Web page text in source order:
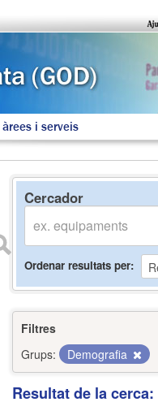
i serveis
Cercador
Ordenar resultats per
Filtres
Grups:
Demografia
Resultat de la